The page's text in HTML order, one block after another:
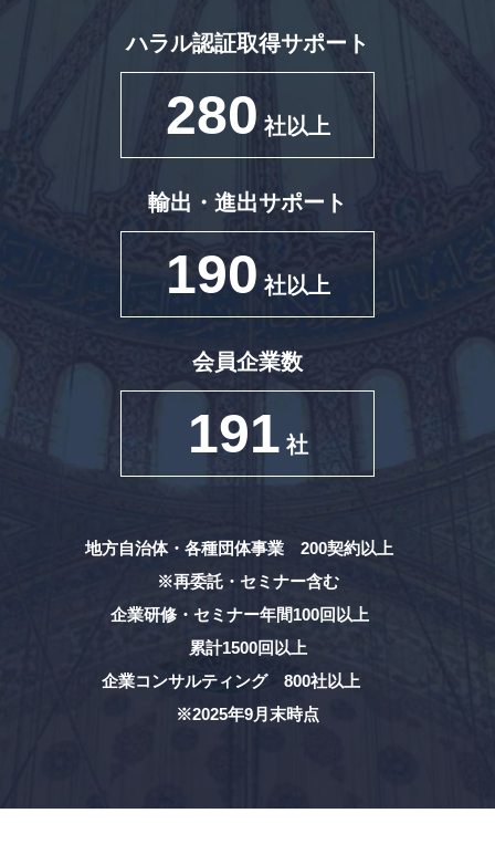
ハラル認証取得サポート
280 社以上
輸出・進出サポート
190 社以上
会員企業数
191 社
地方自治体・各種団体事業 200契約以上
※再委託・セミナー含む
企業研修・セミナー年間100回以上
累計1500回以上
企業コンサルティング 800社以上
※2025年9月末時点